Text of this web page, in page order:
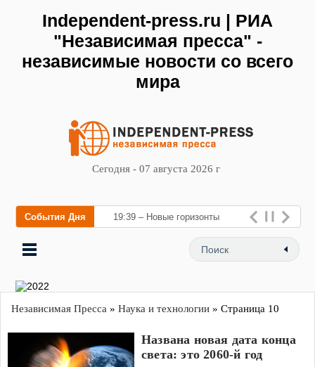
Independent-press.ru | РИА
"Независимая пресса" -
независимые новости со всего
мира
Сегодня - 07 августа 2026 г
События Дня 19:39 – Новые горизонты
флебологии: в Москве
Независимая Пресса » Наука и технологии » Страница 10
Названа новая дата конца
света: это 2060-й год